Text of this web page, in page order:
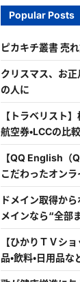
Popular Posts
ピカキチ叢書 売
クリスマス、お
の人に
【トラベリスト
航空券・LCCの比較
【QQ English（
こだわったオン
ドメイン取得か
メインなら“全部
【ひかりＴＶシ
品・飲料・日用品